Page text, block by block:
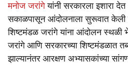
मनोज जरांगेयांनी सरकारला इशारा
सकाळपासून आंदोलनाला सुरूवात केली
शिष्टमंडळ जरांगे यांना आंदोलन स्थळी
जरांगे आणि सरकारच्या शिष्टमंडळात
झाल्यानंतर आरक्षण अभ्यासकांच्या